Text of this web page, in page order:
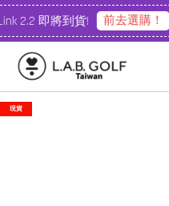
2.2 即將到貨! 前去選購！
現貨